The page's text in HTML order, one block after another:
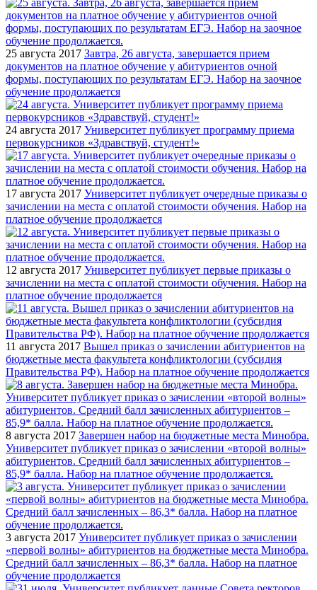
25 августа 2017 Завтра, 26 августа, завершается прием
документов на платное обучение у абитуриентов очной
формы, поступающих по результатам ЕГЭ. Набор на заочное
обучение продолжается
24 августа 2017 Университет публикует программу приема
первокурсников «Здравствуй, студент!»
17 августа 2017 Университет публикует очередные приказы о
зачислении на места с оплатой стоимости обучения. Набор на
платное обучение продолжается
12 августа 2017 Университет публикует первые приказы о
зачислении на места с оплатой стоимости обучения. Набор на
платное обучение продолжается
11 августа 2017 Вышел приказ о зачислении абитуриентов на
бюджетные места факультета конфликтологии (субсидия
Правительства РФ). Набор на платное обучение продолжается
8 августа 2017 Завершен набор на бюджетные места Минобра.
Университет публикует приказ о зачислении «второй волны»
абитуриентов. Средний балл зачисленных абитуриентов –
85,9* балла. Набор на платное обучение продолжается.
3 августа 2017 Университет публикует приказ о зачислении
«первой волны» абитуриентов на бюджетные места Минобра.
Средний балл зачисленных – 86,3* балла. Набор на платное
обучение продолжается